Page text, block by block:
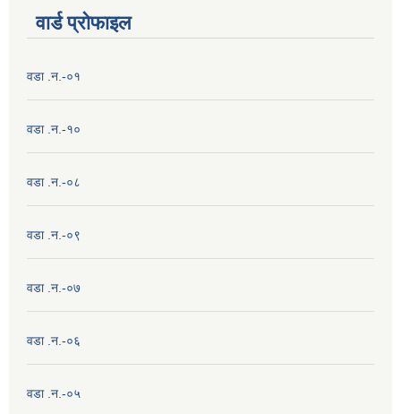
वार्ड प्राेफाइल
वडा .न.-०१
वडा .न.-१०
वडा .न.-०८
वडा .न.-०९
वडा .न.-०७
वडा .न.-०६
वडा .न.-०५